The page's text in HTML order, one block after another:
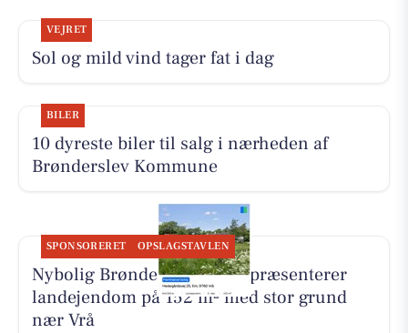
VEJRET
Sol og mild vind tager fat i dag
BILER
10 dyreste biler til salg i nærheden af
Brønderslev Kommune
SPONSORERET OPSLAGSTAVLEN
Nybolig Brønderslev & Vrå præsenterer
landejendom på 152 m² med stor grund
nær Vrå